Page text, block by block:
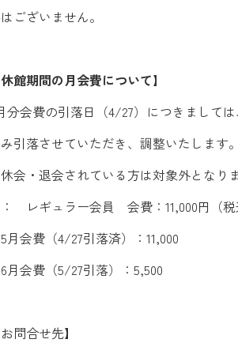
ございません。
休館期間の月会費について】
分会費の引落日（4/27）につきまして
引落させていただき、調整いたします
会・退会されている方は対象外となり
レギュラー会員 会費：11,000円（
5月会費（4/27引落済）：11,000
6月会費（5/27引落）：5,500
お問合せ先】